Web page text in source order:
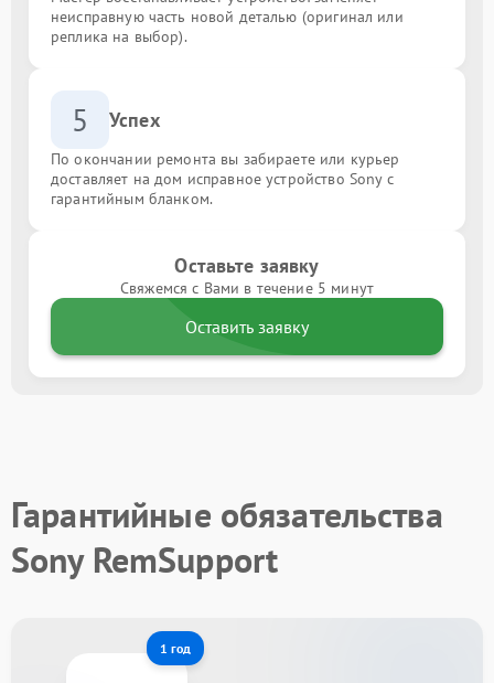
неисправную часть новой деталью (оригинал или
реплика на выбор).
5 Успех
По окончании ремонта вы забираете или курьер
доставляет на дом исправное устройство Sony с
гарантийным бланком.
Оставьте заявку
Свяжемся с Вами в течение 5 минут
Оставить заявку
Гарантийные обязательства
Sony RemSupport
1 год